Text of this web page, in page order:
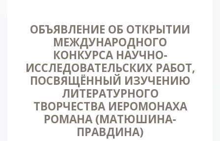
ОБЪЯВЛЕНИЕ ОБ ОТКРЫТИИ
МЕЖДУНАРОДНОГО
КОНКУРСА НАУЧНО-
ИССЛЕДОВАТЕЛЬСКИХ РАБОТ,
ПОСВЯЩЁННЫЙ ИЗУЧЕНИЮ
ЛИТЕРАТУРНОГО
ТВОРЧЕСТВА ИЕРОМОНАХА
РОМАНА (МАТЮШИНА-
ПРАВДИНА)